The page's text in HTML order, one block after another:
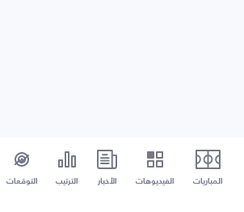
المباريات الفيديوهات الأخبار الترتيب التوقعات